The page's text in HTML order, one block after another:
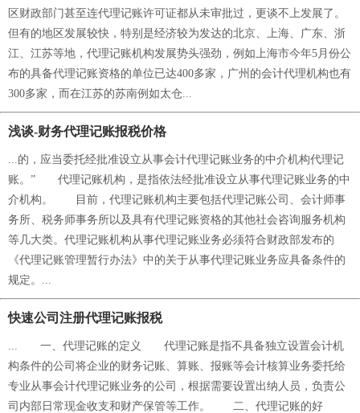
区财政部门甚至连代理记账许可证都从未审批过，更谈不上发展了。
但有的地区发展较快，特别是经济较为发达的北京、上海、广东、浙
江、江苏等地，代理记账机构发展势头强劲，例如上海市今年5月份公
布的具备代理记账资格的单位已达400多家，广州的会计代理机构也有
300多家，而在江苏的苏南例如太仓...
浅谈-财务代理记账报税价格
...的，应当委托经批准设立从事会计代理记账业务的中介机构代理记
账。” 代理记账机构，是指依法经批准设立从事代理记账业务的中
介机构。 目前，代理记账机构主要包括代理记账公司、会计师事
务所、税务师事务所以及具有代理记账资格的其他社会咨询服务机构
等几大类。代理记账机构从事代理记账业务必须符合财政部发布的
《代理记账管理暂行办法》中的关于从事代理记账业务应具备条件的
规定。...
快速公司注册代理记账报税
... 一、代理记账的定义 代理记账是指不具备独立设置会计机
构条件的公司将企业的财务记账、算账、报账等会计核算业务委托给
专业从事会计代理记账业务的公司，根据需要设置出纳人员，负责公
司内部日常现金收支和财产保管等工作。 二、代理记账的好